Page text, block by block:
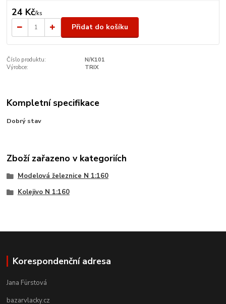
24 Kč/ks
Přidat do košíku
Číslo produktu:
N/K101
Výrobce:
TRIX
Kompletní specifikace
Dobrý stav
Zboží zařazeno v kategoriích
Modelová železnice N 1:160
Kolejivo N 1:160
Korespondenční adresa
Jana Fürstová
bazarvlacky.cz